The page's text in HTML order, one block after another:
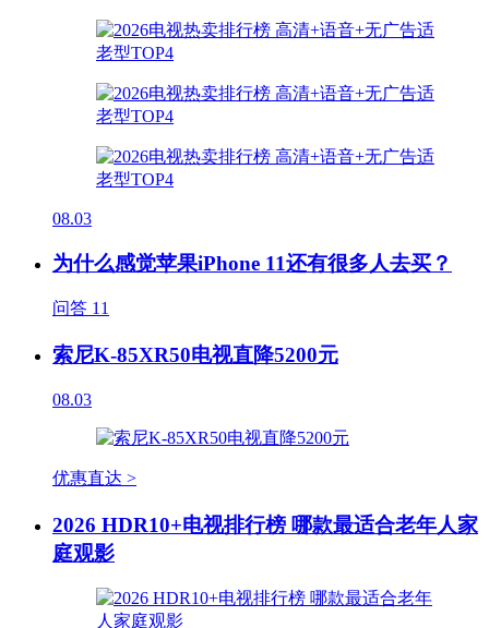
08.03
为什么感觉苹果iPhone 11还有很多人去买？
问答 11
索尼K-85XR50电视直降5200元
08.03
优惠直达 >
2026 HDR10+电视排行榜 哪款最适合老年人家
庭观影